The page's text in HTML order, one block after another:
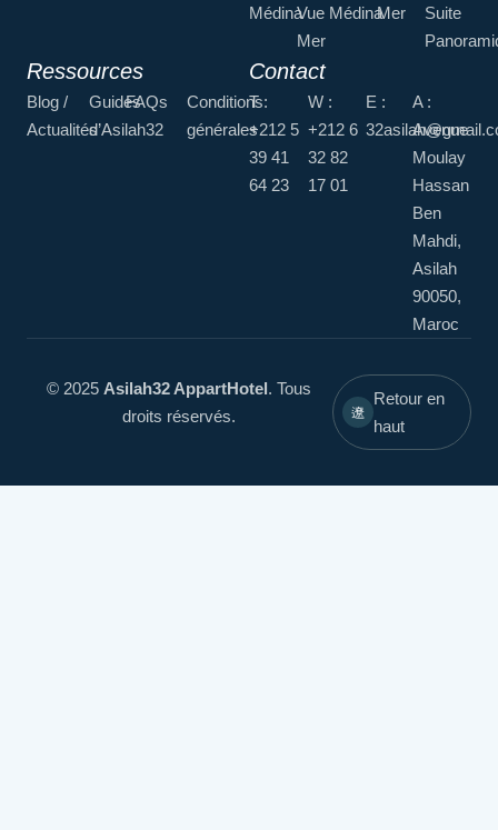
MédinaVue
Mer
MédinaMer
Suite
Ressources
Blog /
Actualités
Guides
d’Asilah32
FAQs
Conditions
générales
Contact
T :
+212 5
39 41
64 23
W :
+212 6
32 82
17 01
E :
A :
Avenue
Moulay
Hassan
Ben
Mahdi,
Asilah
90050,
Maroc
© 2025 Asilah32 AppartHotel. Tous
droits réservés.
Retour en
haut